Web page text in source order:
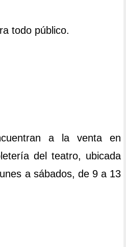
todo público.
a la venta en
del teatro, ubicada
a sábados, de 9 a 13